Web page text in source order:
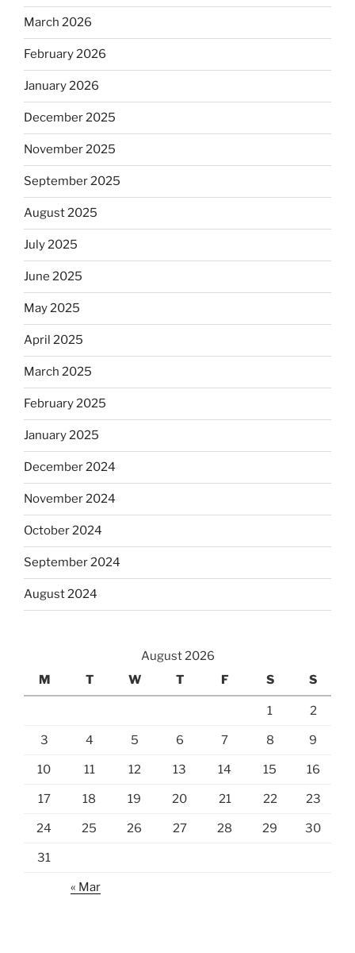
March 2026
February 2026
January 2026
December 2025
November 2025
September 2025
August 2025
July 2025
June 2025
May 2025
April 2025
March 2025
February 2025
January 2025
December 2024
November 2024
October 2024
September 2024
August 2024
August 2026
M
T W T F S S
1 2
3 4 5 6 7 8 9
10 11 12 13 14 15 16
17 18 19 20 21 22 23
24 25 26 27 28 29 30
31
« Mar